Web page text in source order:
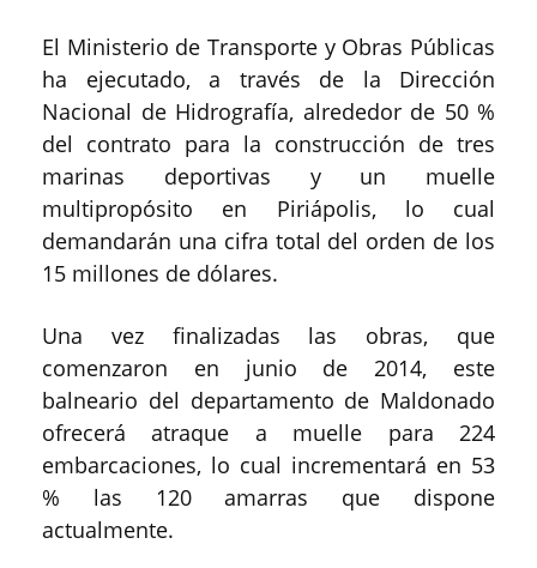
El Ministerio de Transporte y Obras Públicas
ha ejecutado, a través de la Dirección
Nacional de Hidrografía, alrededor de 50 %
del contrato para la construcción de tres
marinas deportivas y un muelle
multipropósito en Piriápolis, lo cual
demandarán una cifra total del orden de los
15 millones de dólares.
Una vez finalizadas las obras, que
comenzaron en junio de 2014, este
balneario del departamento de Maldonado
ofrecerá atraque a muelle para 224
embarcaciones, lo cual incrementará en 53
% las 120 amarras que dispone
actualmente.